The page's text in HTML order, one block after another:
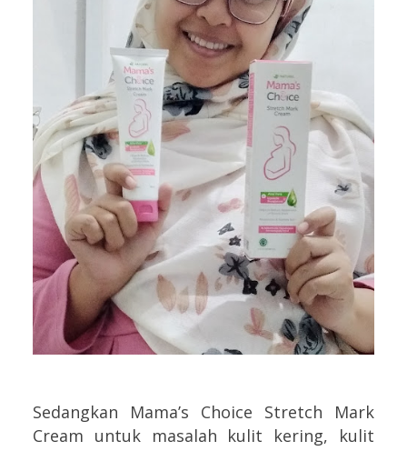
Sedangkan Mama’s Choice Stretch Mark
Cream untuk masalah kulit kering, kulit